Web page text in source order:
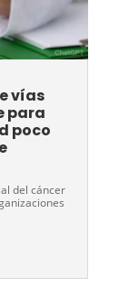
vías
para
poco
del cáncer